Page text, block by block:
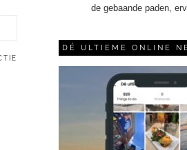
de gebaande paden,
DÉ ULTIEME ONLINE